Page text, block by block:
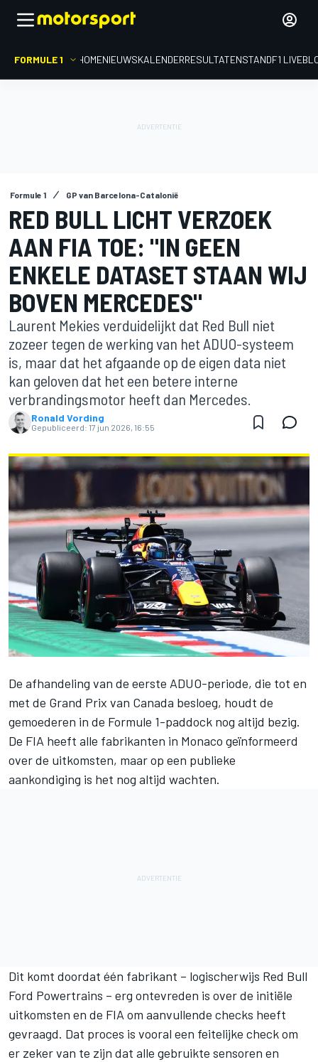
FORMULE 1 HOMENIEUWSKALENDERRESULTATENSTANDF1
Formule 1 GP van Barcelona-Catalonië
RED BULL LICHT VERZOEK
AAN FIA TOE: "IN GEEN
ENKELE DATASET STAAN WIJ
BOVEN MERCEDES"
Laurent Mekies verduidelijkt dat Red Bull niet
zozeer tegen de werking van het ADUO-systeem
is, maar dat het afgaande op de eigen data niet
kan geloven dat het een betere interne
verbrandingsmotor heeft dan Mercedes.
Ronald Vording
Gepubliceerd: 17 jun 2026, 16:55
De afhandeling van de eerste ADUO-periode, die tot en
met de Grand Prix van Canada besloeg, houdt de
gemoederen in de Formule 1-paddock nog altijd bezig.
De FIA heeft alle fabrikanten in Monaco geïnformeerd
over de uitkomsten, maar op een publieke
aankondiging is het nog altijd wachten.
Dit komt doordat één fabrikant – logischerwijs Red Bull
Ford Powertrains – erg ontevreden is over de initiële
uitkomsten en de FIA om aanvullende checks heeft
gevraagd. Dat proces is vooral een feitelijke check om
er zeker van te zijn dat alle gebruikte sensoren en